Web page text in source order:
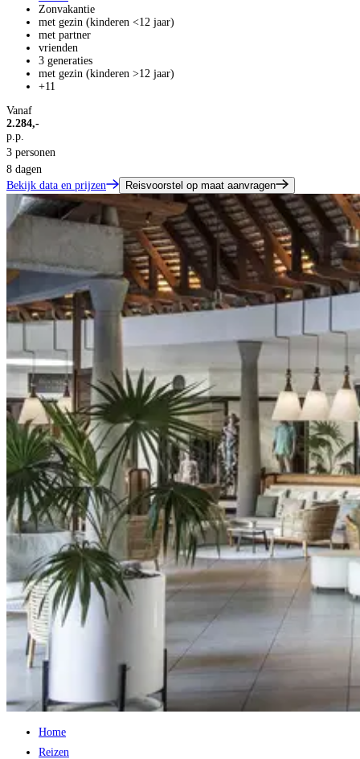
Zonvakantie
met gezin (kinderen <12 jaar)
met partner
vrienden
3 generaties
met gezin (kinderen >12 jaar)
+11
Vanaf
2.284,-
p.p.
3 personen
8 dagen
Bekijk data en prijzen
Reisvoorstel op maat aanvragen
Home
Reizen